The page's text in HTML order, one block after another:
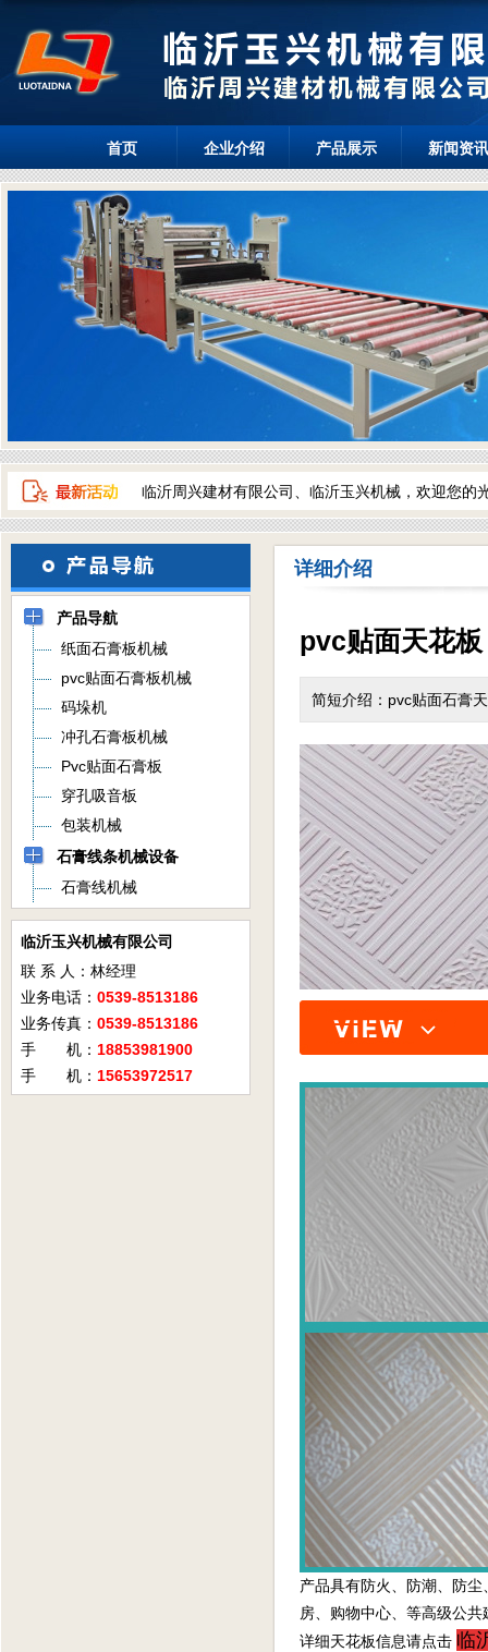
首页 企业介绍 产品展示 新闻资讯
临沂周兴建材有限公司、临沂玉兴机械，欢迎您的
产品导航
纸面石膏板机械
pvc贴面石膏板机械
码垛机
冲孔石膏板机械
Pvc贴面石膏板
穿孔吸音板
包装机械
石膏线条机械设备
石膏线机械
临沂玉兴机械有限公司
联 系 人：林经理
业务电话： 0539-8513186
业务传真： 0539-8513186
手 机： 18853981900
手 机： 15653972517
详细介绍
pvc贴面天花板
简短介绍：pvc贴面石膏
产品具有防火、防潮、防
房、购物中心、等高级公
详细天花板信息请点击 临